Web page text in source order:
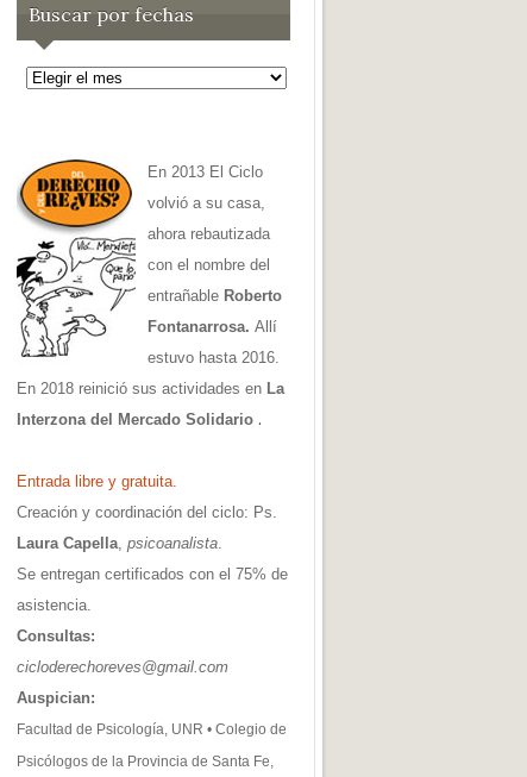
Buscar por fechas
Buscar
por
En 2013 El Ciclo
volvió a su casa,
ahora rebautizada
con el nombre del
entrañable Roberto
Fontanarrosa. Allí
estuvo hasta 2016.
En 2018 reinició sus actividades en La
Interzona del Mercado Solidario .
Entrada libre y gratuita.
Creación y coordinación del ciclo: Ps.
Laura Capella psicoanalista
Se entregan certificados con el 75% de
asistencia.
Consultas:
cicloderechoreves@gmail.com
Auspician:
Facultad de Psicología, UNR • Colegio de
Psicólogos de la Provincia de Santa Fe,